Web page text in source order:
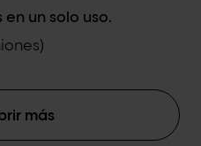
un solo uso.
más